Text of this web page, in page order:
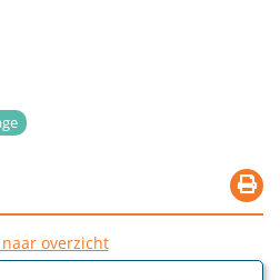
overzicht